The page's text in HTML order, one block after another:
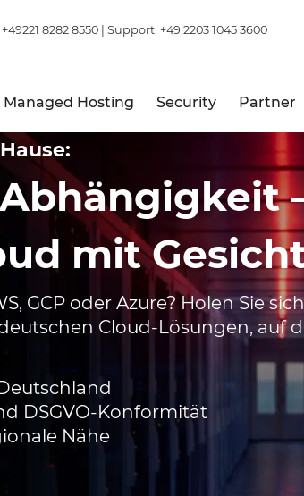
+49221 8282 8550 | Support: +49 2203 1045 3600
Managed Hosting Security Partner
mit
GCP oder Azure? Holen Sie
Cloud-Lösungen, auf
DSGVO-Konformität
Nähe